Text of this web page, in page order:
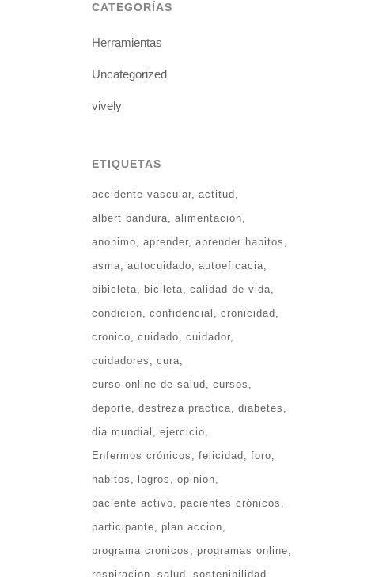
CATEGORÍAS
Herramientas
Uncategorized
vively
ETIQUETAS
accidente vascular actitud
albert bandura alimentacion
anonimo
aprender aprender habitos
asma autocuidado
autoeficacia
bibicleta
bicileta calidad de vida
condicion
confidencial
cronicidad
cronico
cuidado
cuidador
cuidadores
cura
curso online de salud
cursos
deporte
destreza practica diabetes
dia mundial
ejercicio
Enfermos crónicos
felicidad
foro
habitos
logros
opinion
paciente activo
pacientes crónicos
participante
plan accion
programa cronicos
programas online
respiracion
salud
sostenibilidad